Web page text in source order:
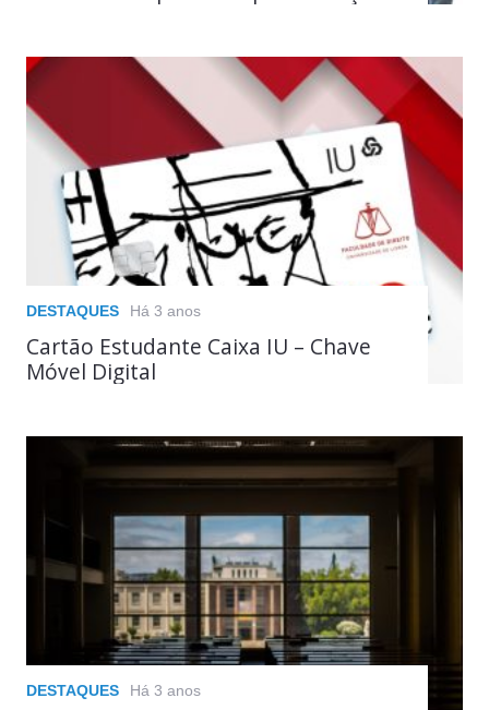
DESTAQUES Há 3 anos
Cartão Estudante Caixa IU – Chave
Móvel Digital
DESTAQUES Há 3 anos